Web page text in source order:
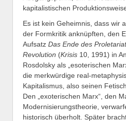
kapitalistischen
Es ist kein Geheimnis, dass wir
der Formkritik anknüpften, den
Aufsatz Das Ende des
Revolution (Krisis 10, 1991) in
Rosdolsky als „esoterischen
die merkwürdige real-
Kapitalismus, also seinen
Den „exoterischen Marx“, den
Modernisierungstheorie,
historisch überholt. Später